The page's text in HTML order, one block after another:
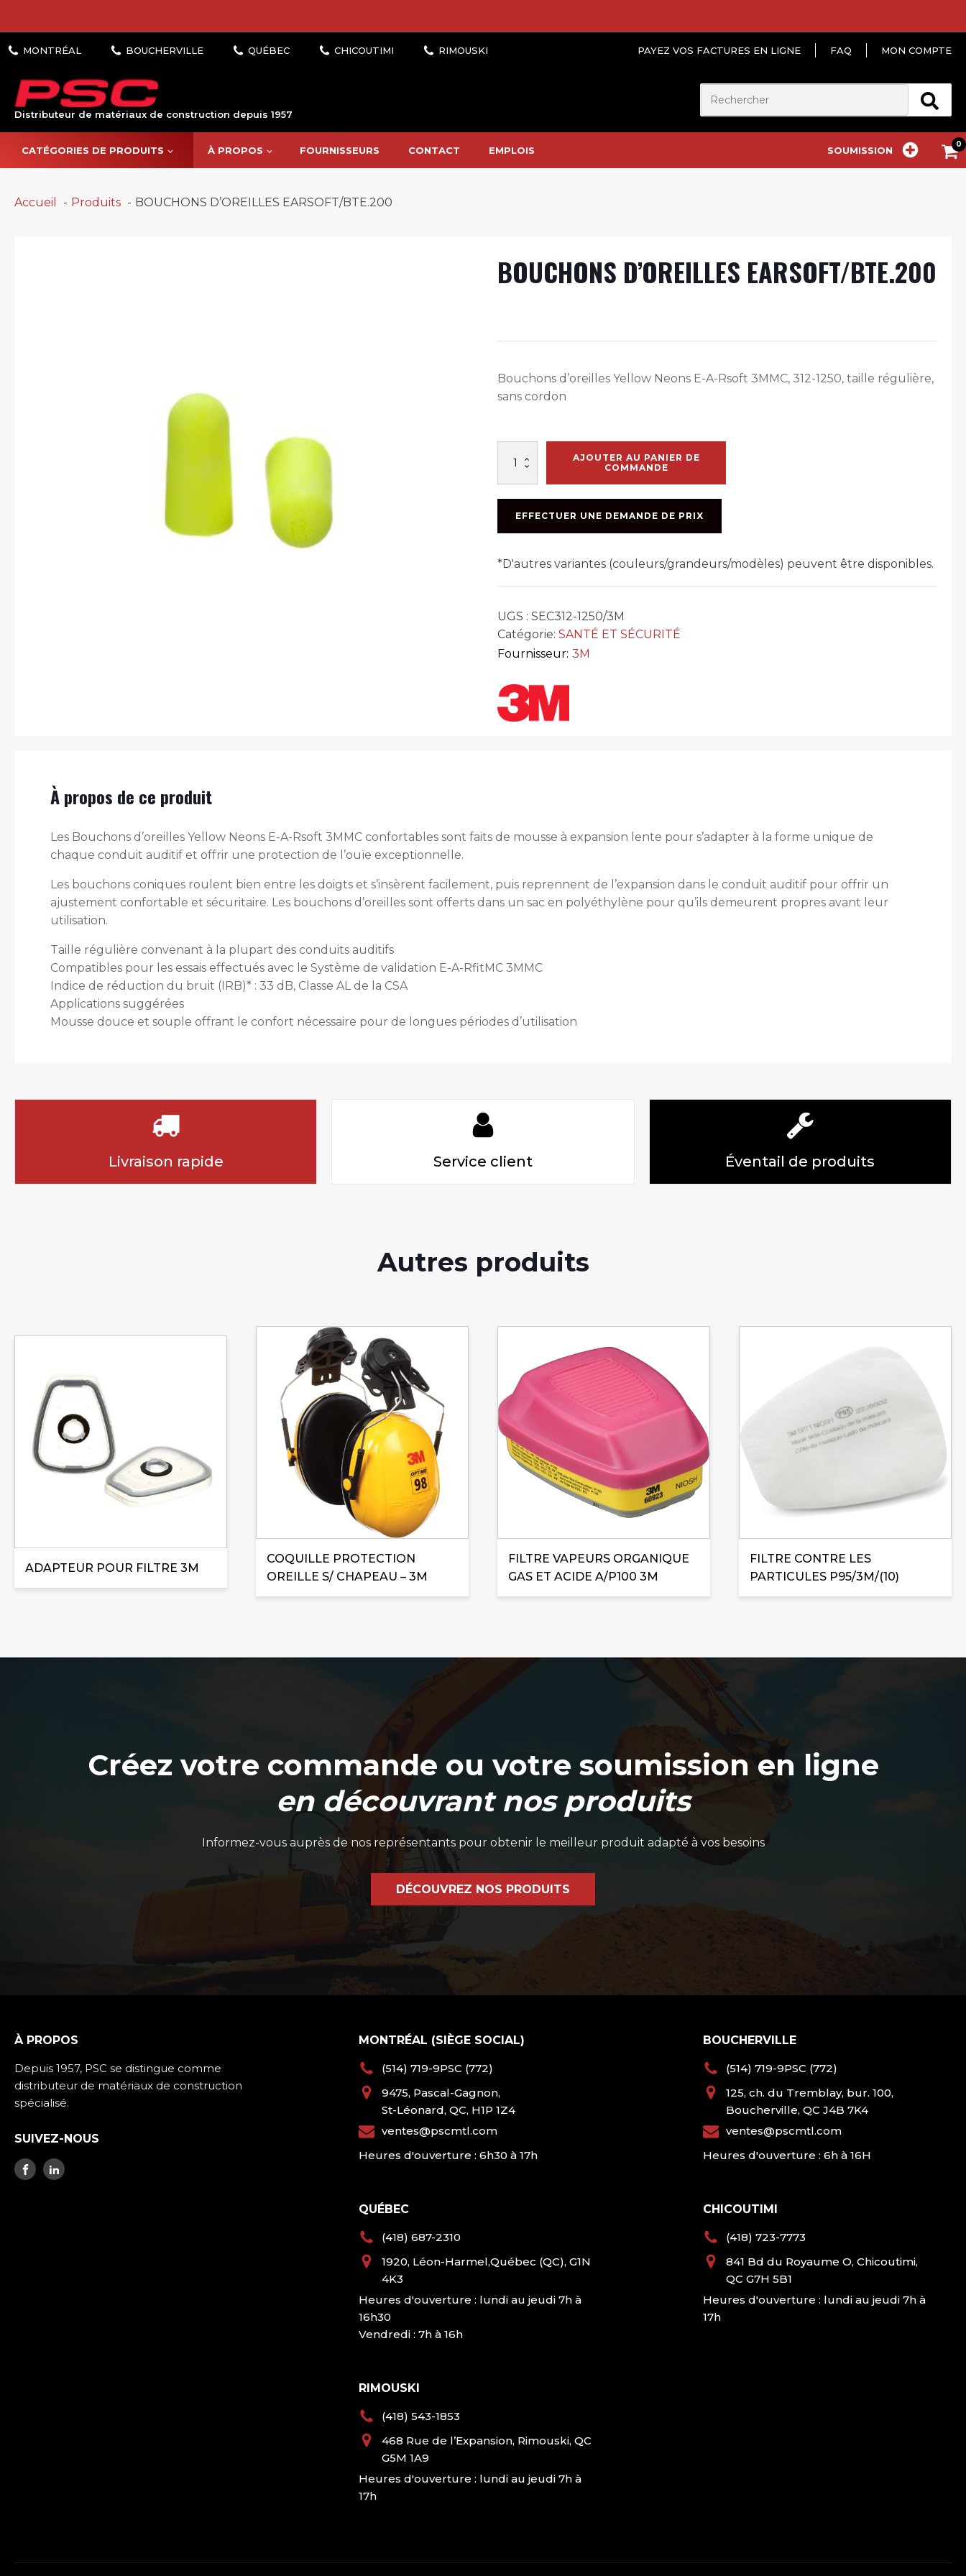
PAYEZ VOS FACTURES EN LIGNE FAQ MON COMPTE
Distributeur de matériaux de construction depuis 1957
CATÉGORIES DE PRODUITS À PROPOS FOURNISSEURS CONTACT EMPLOIS SOUMISSION
Accueil Produits BOUCHONS D’OREILLES EARSOFT/BTE.200
BOUCHONS D’OREILLES EARSOFT/BTE.200
Bouchons d’oreilles Yellow Neons E-A-Rsoft 3MMC, 312-1250, taille régulière,
sans cordon
AJOUTER AU PANIER DE
COMMANDE
EFFECTUER UNE DEMANDE DE PRIX
*D'autres variantes (couleurs/grandeurs/modèles) peuvent être disponibles.
UGS : SEC312-1250/3M
Catégorie: SANTÉ ET SÉCURITÉ
Fournisseur: 3M
À propos de ce produit
Les Bouchons d’oreilles Yellow Neons E-A-Rsoft 3MMC confortables sont faits de mousse à expansion lente pour s’adapter à la forme unique de
chaque conduit auditif et offrir une protection de l’ouïe exceptionnelle.
Les bouchons coniques roulent bien entre les doigts et s’insèrent facilement, puis reprennent de l’expansion dans le conduit auditif pour offrir un
ajustement confortable et sécuritaire. Les bouchons d’oreilles sont offerts dans un sac en polyéthylène pour qu’ils demeurent propres avant leur
utilisation.
Taille régulière convenant à la plupart des conduits auditifs
Compatibles pour les essais effectués avec le Système de validation E-A-RfitMC 3MMC
Indice de réduction du bruit (IRB)* : 33 dB, Classe AL de la CSA
Applications suggérées
Mousse douce et souple offrant le confort nécessaire pour de longues périodes d’utilisation
Livraison rapide Service client Éventail de produits
Autres produits
ADAPTEUR POUR FILTRE 3M
COQUILLE PROTECTION
OREILLE S/ CHAPEAU – 3M
FILTRE VAPEURS ORGANIQUE
GAS ET ACIDE A/P100 3M
FILTRE CONTRE LES
PARTICULES P95/3M/(10)
Créez votre commande ou votre soumission en ligne
en découvrant nos produits
Informez-vous auprès de nos représentants pour obtenir le meilleur produit adapté à vos besoins
DÉCOUVREZ NOS PRODUITS
À PROPOS
Depuis 1957, PSC se distingue comme
distributeur de matériaux de construction
spécialisé.
SUIVEZ-NOUS
MONTRÉAL (SIÈGE SOCIAL)
(514) 719-9PSC (772)
9475, Pascal-Gagnon,
St-Léonard, QC, H1P 1Z4
ventes@pscmtl.com
Heures d'ouverture : 6h30 à 17h
QUÉBEC
(418) 687-2310
1920, Léon-Harmel,Québec (QC), G1N
4K3
Heures d'ouverture : lundi au jeudi 7h à
16h30
Vendredi : 7h à 16h
RIMOUSKI
(418) 543-1853
468 Rue de l’Expansion, Rimouski, QC
G5M 1A9
Heures d'ouverture : lundi au jeudi 7h à
17h
BOUCHERVILLE
(514) 719-9PSC (772)
125, ch. du Tremblay, bur. 100,
Boucherville, QC J4B 7K4
ventes@pscmtl.com
Heures d'ouverture : 6h à 16H
CHICOUTIMI
(418) 723-7773
841 Bd du Royaume O, Chicoutimi,
QC G7H 5B1
Heures d'ouverture : lundi au jeudi 7h à
17h